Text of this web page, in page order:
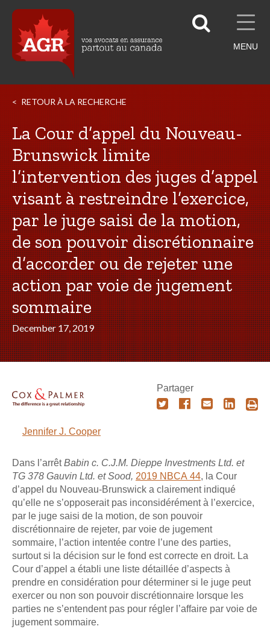
MENU
RETOUR À LA RECHERCHE
La Cour d’appel du Nouveau-
Brunswick limite
l’intervention des juges d’appel
visant à restreindre l’exercice,
par le juge saisi de la motion,
de son pouvoir discrétionnaire
d’accorder ou de rejeter une
action par voie de jugement
sommaire
December 17, 2019
Jennifer J. Cooper
Partager
Dans l’arrêtBabin c. C.J.M. Dieppe Investments Ltd. et
TG 378 Gauvin Ltd. et Sood, 2019 NBCA 44, la Cour
d’appel du Nouveau-Brunswick a clairement indiqué
qu’elle ne s’opposerait pas inconsidérément à l’exercice,
par le juge saisi de la motion, de son pouvoir
discrétionnaire de rejeter, par voie de jugement
sommaire, l’action intentée contre l’une des parties,
surtout si la décision sur le fond est correcte en droit. La
Cour d’appel a établi une liste détaillée d’aspects à
prendre en considération pour déterminer si le juge peut
exercer ou non son pouvoir discrétionnaire lorsque les
parties ne s’entendent pas pour régler l’affaire par voie de
jugement sommaire.